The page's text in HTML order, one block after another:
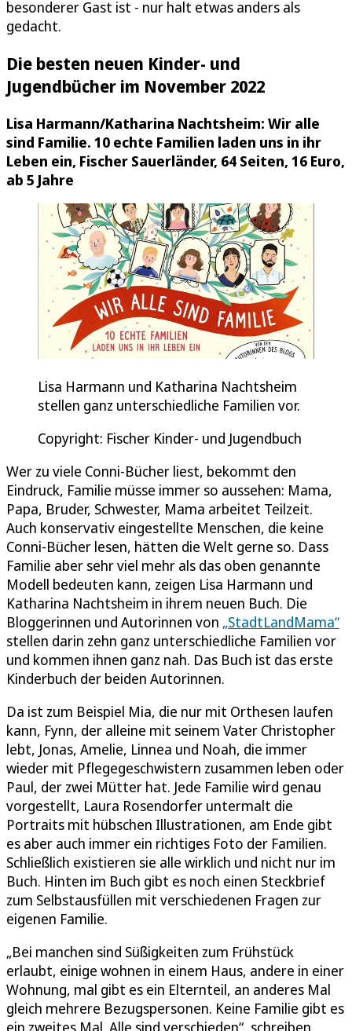
besonderer Gast ist - nur halt etwas anders als
gedacht.
Die besten neuen Kinder- und
Jugendbücher im November 2022
Lisa Harmann/Katharina Nachtsheim: Wir alle
sind Familie. 10 echte Familien laden uns in ihr
Leben ein, Fischer Sauerländer, 64 Seiten, 16 Euro,
ab 5 Jahre
Lisa Harmann und Katharina Nachtsheim
stellen ganz unterschiedliche Familien vor.
Copyright: Fischer Kinder- und Jugendbuch
Wer zu viele Conni-Bücher liest, bekommt den
Eindruck, Familie müsse immer so aussehen: Mama,
Papa, Bruder, Schwester, Mama arbeitet Teilzeit.
Auch konservativ eingestellte Menschen, die keine
Conni-Bücher lesen, hätten die Welt gerne so. Dass
Familie aber sehr viel mehr als das oben genannte
Modell bedeuten kann, zeigen Lisa Harmann und
Katharina Nachtsheim in ihrem neuen Buch. Die
Bloggerinnen und Autorinnen von „StadtLandMama“
stellen darin zehn ganz unterschiedliche Familien vor
und kommen ihnen ganz nah. Das Buch ist das erste
Kinderbuch der beiden Autorinnen.
Da ist zum Beispiel Mia, die nur mit Orthesen laufen
kann, Fynn, der alleine mit seinem Vater Christopher
lebt, Jonas, Amelie, Linnea und Noah, die immer
wieder mit Pflegegeschwistern zusammen leben oder
Paul, der zwei Mütter hat. Jede Familie wird genau
vorgestellt, Laura Rosendorfer untermalt die
Portraits mit hübschen Illustrationen, am Ende gibt
es aber auch immer ein richtiges Foto der Familien.
Schließlich existieren sie alle wirklich und nicht nur im
Buch. Hinten im Buch gibt es noch einen Steckbrief
zum Selbstausfüllen mit verschiedenen Fragen zur
eigenen Familie.
„Bei manchen sind Süßigkeiten zum Frühstück
erlaubt, einige wohnen in einem Haus, andere in einer
Wohnung, mal gibt es ein Elternteil, an anderes Mal
gleich mehrere Bezugspersonen. Keine Familie gibt es
ein zweites Mal. Alle sind verschieden“, schreiben